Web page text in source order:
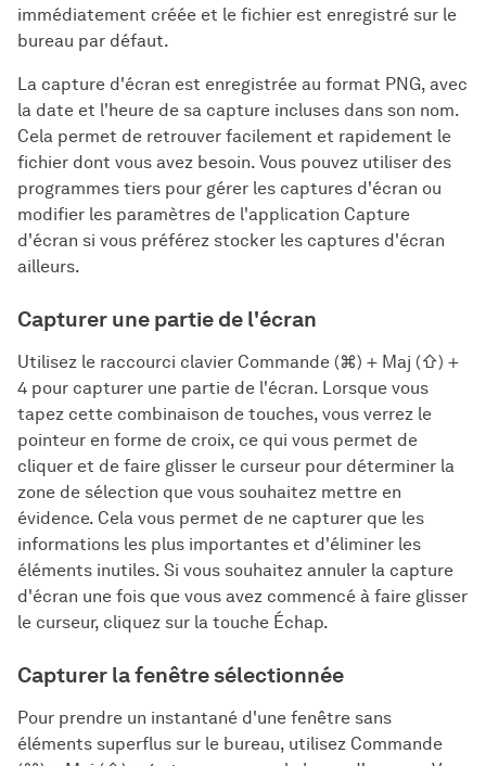
immédiatement créée et le fichier est enregistré sur le
bureau par défaut.
La capture d'écran est enregistrée au format PNG, avec
la date et l'heure de sa capture incluses dans son nom.
Cela permet de retrouver facilement et rapidement le
fichier dont vous avez besoin. Vous pouvez utiliser des
programmes tiers pour gérer les captures d'écran ou
modifier les paramètres de l'application Capture
d'écran si vous préférez stocker les captures d'écran
ailleurs.
Capturer une partie de l'écran
Utilisez le raccourci clavier Commande (⌘) + Maj (⇧) +
4 pour capturer une partie de l'écran. Lorsque vous
tapez cette combinaison de touches, vous verrez le
pointeur en forme de croix, ce qui vous permet de
cliquer et de faire glisser le curseur pour déterminer la
zone de sélection que vous souhaitez mettre en
évidence. Cela vous permet de ne capturer que les
informations les plus importantes et d'éliminer les
éléments inutiles. Si vous souhaitez annuler la capture
d'écran une fois que vous avez commencé à faire glisser
le curseur, cliquez sur la touche Échap.
Capturer la fenêtre sélectionnée
Pour prendre un instantané d'une fenêtre sans
éléments superflus sur le bureau, utilisez Commande